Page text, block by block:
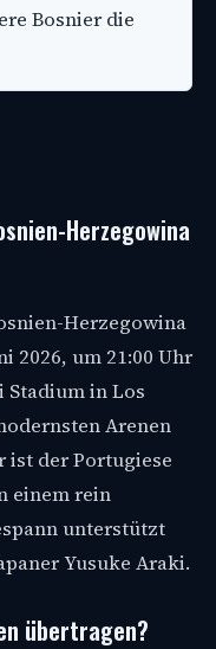
Bosnier die
Herzegowina
Herzegowina
2026, um 21:00 Uhr
Stadium in Los
Arenen
ist der Portugiese
einem rein
unterstützt
Yusuke Araki.
übertragen?